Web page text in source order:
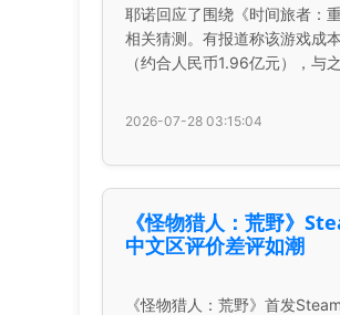
耶诺回应了围绕《时间旅者：
相关猜测。有报道称该游戏成
（约合人民币1.96亿元），与
2026-07-28 03:15:04
《怪物猎人：荒野》
中文区评价差评如潮
《怪物猎人：荒野》首发